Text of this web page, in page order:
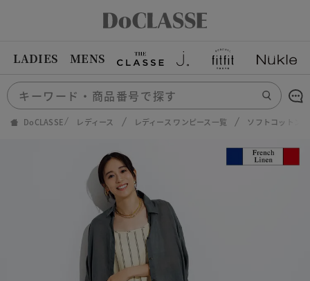
LADIES MENS
DoCLASSE レディース レディース ワンピース一覧 ソフトコットン